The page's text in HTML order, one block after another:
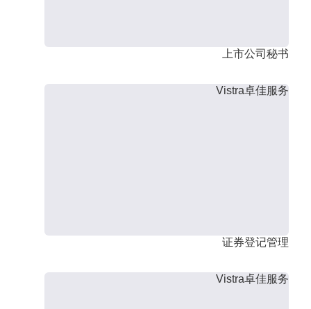
上市公司秘书
Vistra卓佳服务
证券登记管理
Vistra卓佳服务